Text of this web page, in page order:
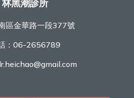
林黑潮診所
區金華路一段377號
： 06-2656789